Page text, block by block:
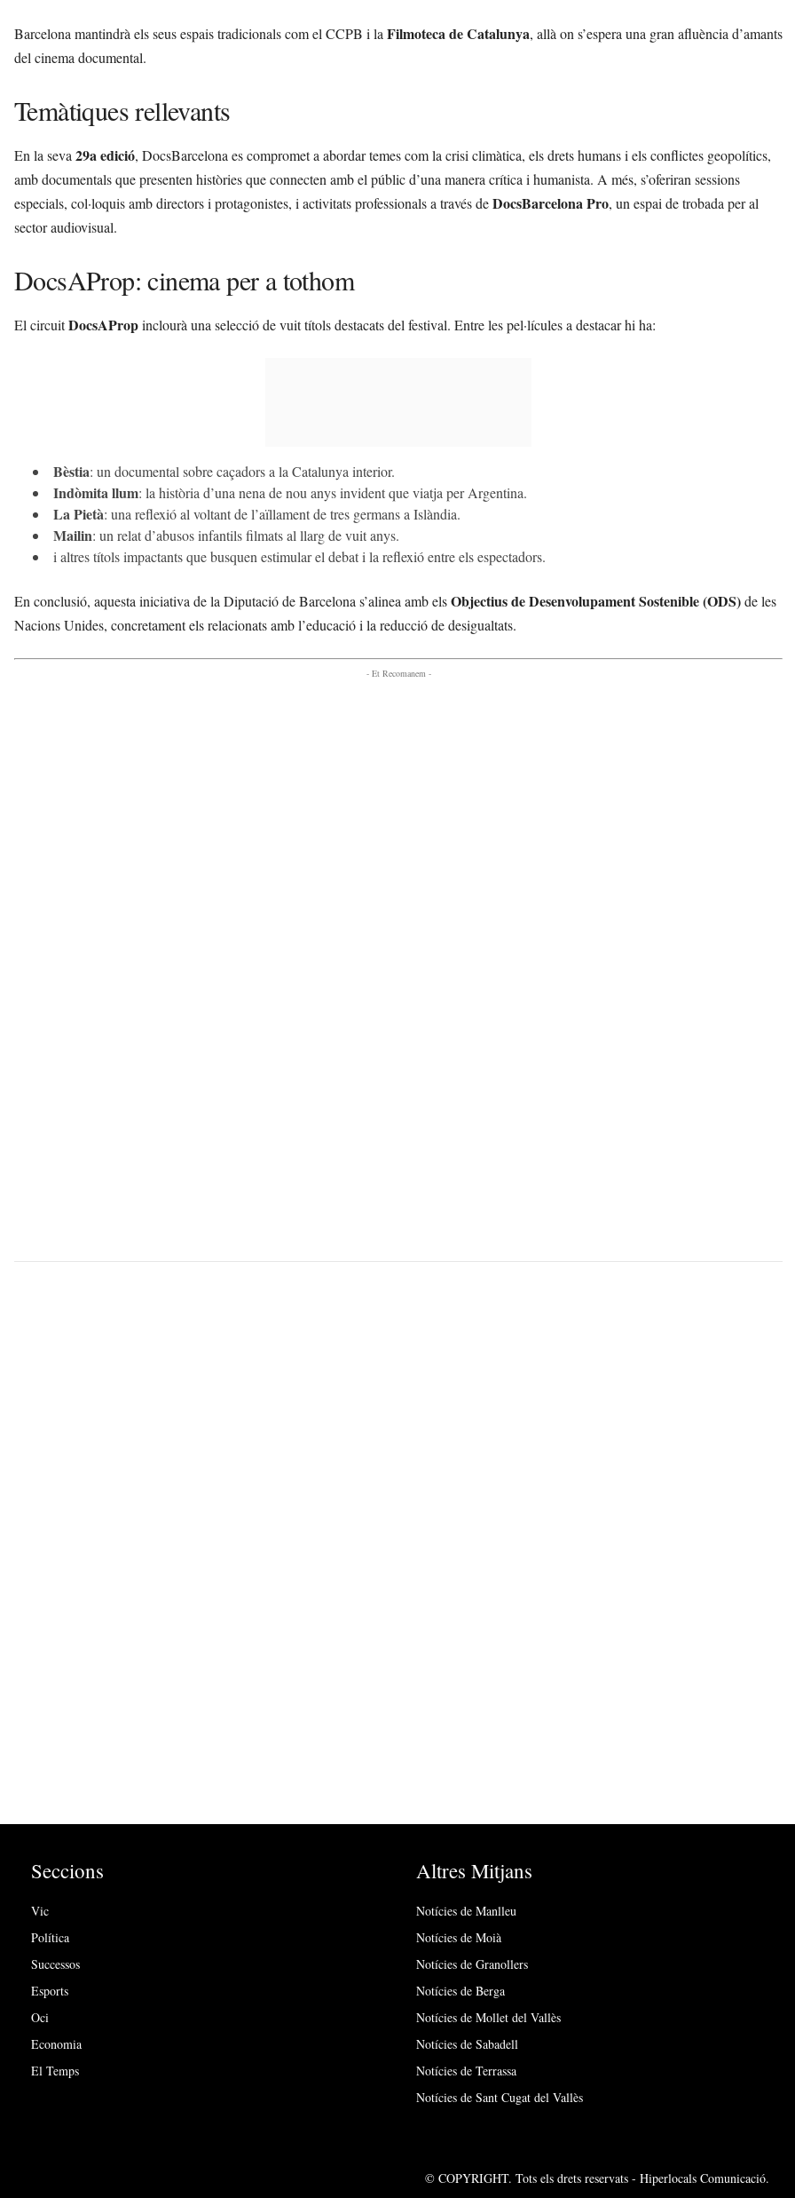
Barcelona mantindrà els seus espais tradicionals com el CCPB i laFilmoteca de Catalunya, allà on s’espera una gran afluència d’amants
del cinema documental.
Temàtiques rellevants
En la seva29a edició, DocsBarcelona es compromet a abordar temes com la crisi climàtica, els drets humans i els conflictes geopolítics,
amb documentals que presenten històries que connecten amb el públic d’una manera crítica i humanista. A més, s’oferiran sessions
especials, col·loquis amb directors i protagonistes, i activitats professionals a través deDocsBarcelona Pro, un espai de trobada per al
sector audiovisual.
DocsAProp: cinema per a tothom
El circuitDocsAPropinclourà una selecció de vuit títols destacats del festival. Entre les pel·lícules a destacar hi ha:
Bèstia: un documental sobre caçadors a la Catalunya interior.
Indòmita llum: la història d’una nena de nou anys invident que viatja per Argentina.
La Pietà: una reflexió al voltant de l’aïllament de tres germans a Islàndia.
Mailin: un relat d’abusos infantils filmats al llarg de vuit anys.
i altres títols impactants que busquen estimular el debat i la reflexió entre els espectadors.
En conclusió, aquesta iniciativa de la Diputació de Barcelona s’alinea amb elsObjectius de Desenvolupament Sostenible (ODS)de les
Nacions Unides, concretament els relacionats amb l’educació i la reducció de desigualtats.
- Et Recomanem -
Seccions
Vic
Política
Successos
Esports
Oci
Economia
El Temps
Altres Mitjans
Notícies de Manlleu
Notícies de Moià
Notícies de Granollers
Notícies de Berga
Notícies de Mollet del Vallès
Notícies de Sabadell
Notícies de Terrassa
Notícies de Sant Cugat del Vallès
© COPYRIGHT. Tots els drets reservats - Hiperlocals Comunicació.